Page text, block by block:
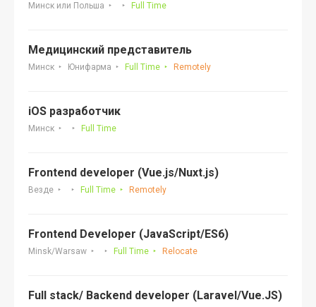
Минск или Польша Full Time
Медицинский представитель
Минск Юнифарма Full Time Remotely
iOS разработчик
Минск Full Time
Frontend developer (Vue.js/Nuxt.js)
Везде Full Time Remotely
Frontend Developer (JavaScript/ES6)
Minsk/Warsaw Full Time Relocate
Full stack/ Backend developer (Laravel/Vue.JS)